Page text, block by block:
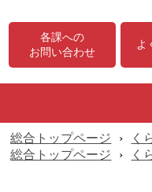
各課への
お問い合わせ
よ
総合トップページ › く
総合トップページ
› く